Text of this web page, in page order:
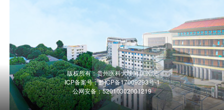
版权所有：贵州医科大学附属医院
ICP备案号：黔ICP备17009293号-1
公网安备：52010302001219